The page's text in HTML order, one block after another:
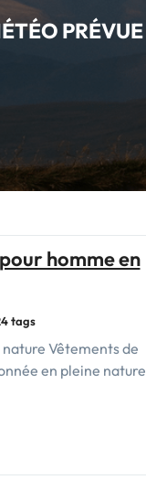
PRÉVUE
homme en
tags
Vêtements de
en pleine nature